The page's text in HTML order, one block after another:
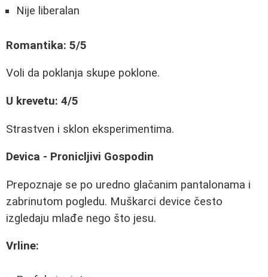
Nije liberalan
Romantika: 5/5
Voli da poklanja skupe poklone.
U krevetu: 4/5
Strastven i sklon eksperimentima.
Devica - Pronicljivi Gospodin
Prepoznaje se po uredno glačanim pantalonama i
zabrinutom pogledu. Muškarci device često
izgledaju mlađe nego što jesu.
Vrline: